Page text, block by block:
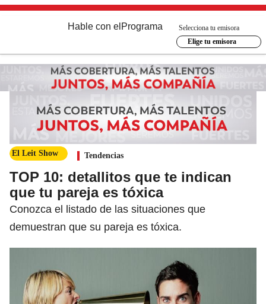
Hable con el Programa
Selecciona tu emisora
Elige tu emisora
El Leit Show Tendencias
TOP 10: detallitos que te indican
que tu pareja es tóxica
Conozca el listado de las situaciones que
demuestran que su pareja es tóxica.